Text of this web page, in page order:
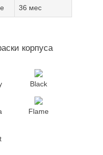
36 мес
корпуса
Black
Flame